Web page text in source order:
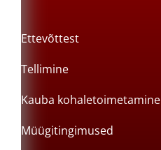
Ettevõttest
Tellimine
Kauba kohaletoimetamine
Müügitingimused